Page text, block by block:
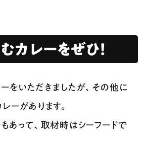
カレーをぜひ！
をいただきましたが、その他に
ーがあります。
あって、取材時はシーフードで